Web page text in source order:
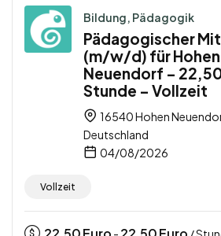
Bildung, Pädagogik
Pädagogischer
(m/w/d) für Hohen
Neuendorf –
Stunde – Vollzeit
16540 Hohen
Deutschland
04/08/2026
Vollzeit